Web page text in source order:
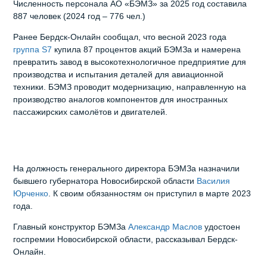
Численность персонала АО «БЭМЗ» за 2025 год составила
887 человек (2024 год – 776 чел.)
Ранее Бердск-Онлайн сообщал, что весной 2023 года
группа S7 купила 87 процентов акций БЭМЗа и намерена
превратить завод в высокотехнологичное предприятие для
производства и испытания деталей для авиационной
техники. БЭМЗ проводит модернизацию, направленную на
производство аналогов компонентов для иностранных
пассажирских самолётов и двигателей.
На должность генерального директора БЭМЗа назначили
бывшего губернатора Новосибирской области Василия
Юрченко. К своим обязанностям он приступил в марте 2023
года.
Главный конструктор БЭМЗаАлександр Маслов удостоен
госпремии Новосибирской области, рассказывал Бердск-
Онлайн.